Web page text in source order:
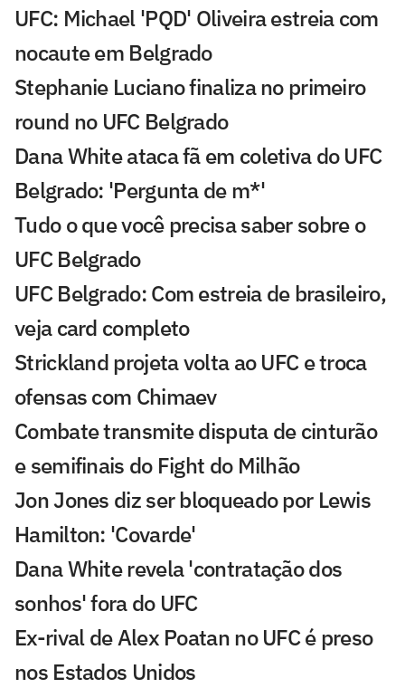
UFC: Michael 'PQD' Oliveira estreia com
nocaute em Belgrado
Stephanie Luciano finaliza no primeiro
round no UFC Belgrado
Dana White ataca fã em coletiva do UFC
Belgrado: 'Pergunta de m*'
Tudo o que você precisa saber sobre o
UFC Belgrado
UFC Belgrado: Com estreia de brasileiro,
veja card completo
Strickland projeta volta ao UFC e troca
ofensas com Chimaev
Combate transmite disputa de cinturão
e semifinais do Fight do Milhão
Jon Jones diz ser bloqueado por Lewis
Hamilton: 'Covarde'
Dana White revela 'contratação dos
sonhos' fora do UFC
Ex-rival de Alex Poatan no UFC é preso
nos Estados Unidos